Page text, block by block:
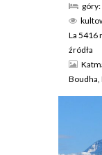
góry:
La 5416
źródła
Boudha,